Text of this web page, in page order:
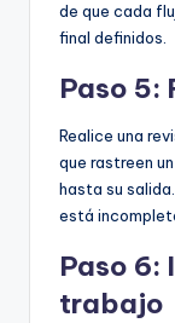
de que cada
final definidos.
Paso 5:
Realice una
que rastreen
hasta su
está
Paso 6:
trabajo